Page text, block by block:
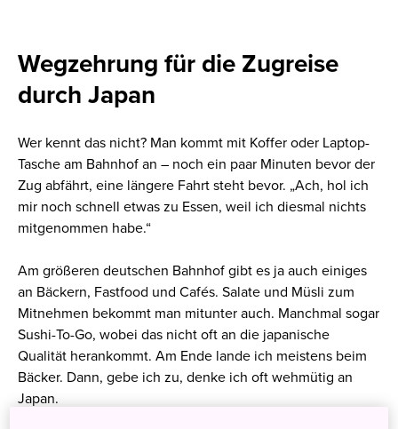
Wegzehrung für die Zugreise
durch Japan
Wer kennt das nicht? Man kommt mit Koffer oder Laptop-
Tasche am Bahnhof an – noch ein paar Minuten bevor der
Zug abfährt, eine längere Fahrt steht bevor. „Ach, hol ich
mir noch schnell etwas zu Essen, weil ich diesmal nichts
mitgenommen habe.“
Am größeren deutschen Bahnhof gibt es ja auch einiges
an Bäckern, Fastfood und Cafés. Salate und Müsli zum
Mitnehmen bekommt man mitunter auch. Manchmal sogar
Sushi-To-Go, wobei das nicht oft an die japanische
Qualität herankommt. Am Ende lande ich meistens beim
Bäcker. Dann, gebe ich zu, denke ich oft wehmütig an
Japan.